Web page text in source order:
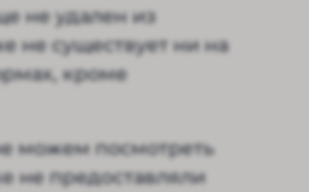
не удален из
не существует ни на
кроме
можем посмотреть
не предоставляли